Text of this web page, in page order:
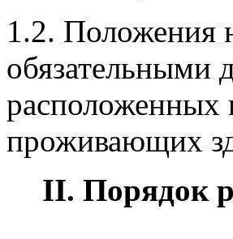
1.2. Положения
обязательными
расположенных
проживающих
II. Порядок